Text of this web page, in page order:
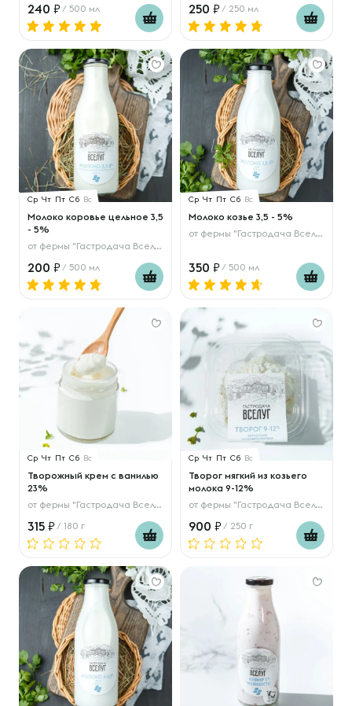
240 / 500 мл 250 / 250 мл
Ср Чт Пт Сб Вс
Молоко коровье цельное 3,5
- 5%
от фермы "Гастродача Вселуг"
200 / 500 мл
Ср Чт Пт Сб Вс
Молоко козье 3,5 - 5%
от фермы "Гастродача Вселуг"
350 / 500 мл
Ср Чт Пт Сб Вс
Творожный крем с ванилью
23%
от фермы "Гастродача Вселуг"
315 / 180 г
Ср Чт Пт Сб Вс
Творог мягкий из козьего
молока 9-12%
от фермы "Гастродача Вселуг"
900 / 250 г